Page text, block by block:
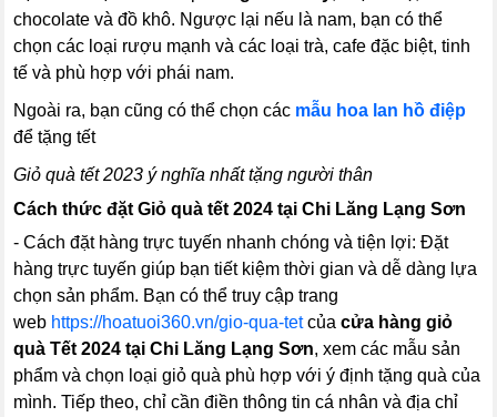
chocolate và đồ khô. Ngược lại nếu là nam, bạn có thể
chọn các loại rượu mạnh và các loại trà, cafe đặc biệt, tinh
tế và phù hợp với phái nam.
Ngoài ra, bạn cũng có thể chọn các mẫu hoa lan hồ điệp
để tặng tết
Giỏ quà tết 2023 ý nghĩa nhất tặng người thân
Cách thức đặt Giỏ quà tết 2024 tại Chi Lăng Lạng Sơn
- Cách đặt hàng trực tuyến nhanh chóng và tiện lợi: Đặt
hàng trực tuyến giúp bạn tiết kiệm thời gian và dễ dàng lựa
chọn sản phẩm. Bạn có thể truy cập trang
web https://hoatuoi360.vn/gio-qua-tetcủa cửa hàng giỏ
quà Tết 2024 tại Chi Lăng Lạng Sơn, xem các mẫu sản
phẩm và chọn loại giỏ quà phù hợp với ý định tặng quà của
mình. Tiếp theo, chỉ cần điền thông tin cá nhân và địa chỉ